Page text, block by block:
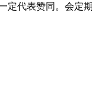
代表赞同。会定